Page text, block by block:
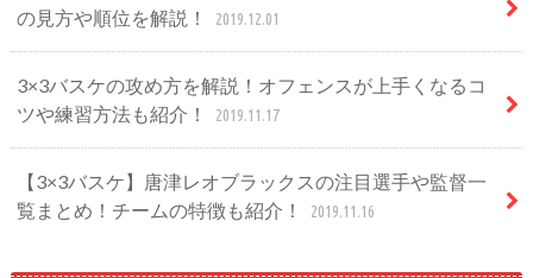
の見方や順位を解説！
2019.12.01
3×3バスケの攻め方を解説！オフェンスが上手くなるコ
ツや練習方法も紹介！
2019.11.17
【3×3バスケ】唐津レオブラックスの注目選手や監督一
覧まとめ！チームの特徴も紹介！
2019.11.16